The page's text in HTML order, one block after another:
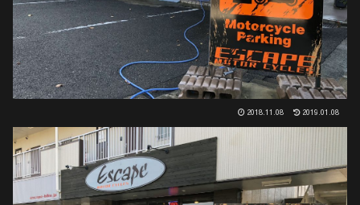
2018.11.08 2019.01.08